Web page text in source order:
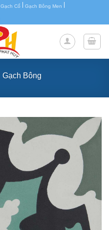
Gạch Cổ Gạch Bông Men
Gạch Bông